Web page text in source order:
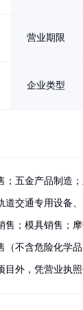
营业期限
企业类型
五金产品制造
道交通专用设备
售；模具销售；
（不含危险化学
外，凭营业执照